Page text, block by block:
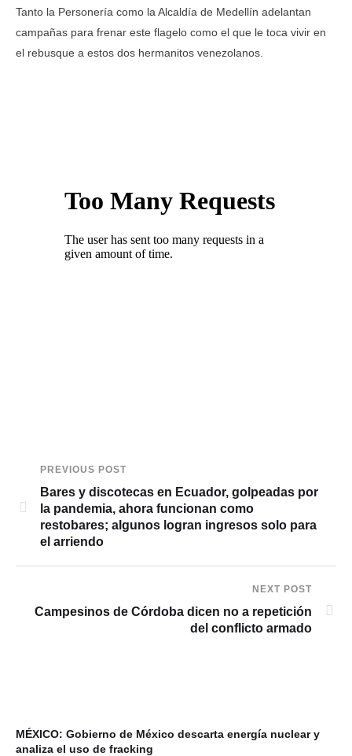
Tanto la Personería como la Alcaldía de Medellín adelantan
campañas para frenar este flagelo como el que le toca vivir en
el rebusque a estos dos hermanitos venezolanos.
PREVIOUS POST
Bares y discotecas en Ecuador, golpeadas por
la pandemia, ahora funcionan como
restobares; algunos logran ingresos solo para
el arriendo
NEXT POST
Campesinos de Córdoba dicen no a repetición
del conflicto armado
MÉXICO: Gobierno de México descarta energía nuclear y
analiza el uso de fracking